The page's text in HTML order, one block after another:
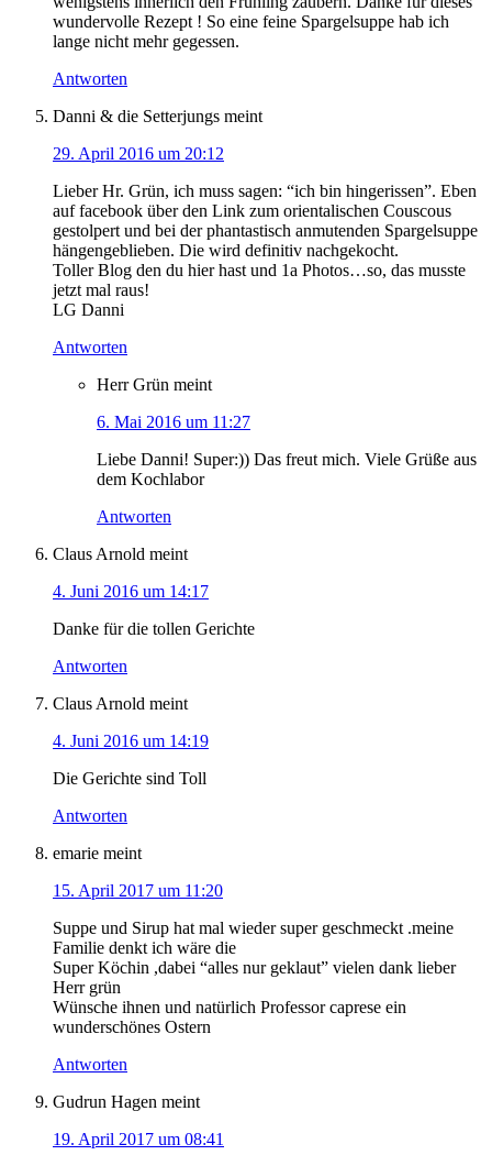
wundervolle Rezept ! So eine feine Spargelsuppe hab ich
lange nicht mehr gegessen.
Antworten
Danni & die Setterjungs meint
29. April 2016 um 20:12
Lieber Hr. Grün, ich muss sagen: “ich bin hingerissen”. Eben
auf facebook über den Link zum orientalischen Couscous
gestolpert und bei der phantastisch anmutenden Spargelsuppe
hängengeblieben. Die wird definitiv nachgekocht.
Toller Blog den du hier hast und 1a Photos…so, das musste
jetzt mal raus!
LG Danni
Antworten
Herr Grün meint
6. Mai 2016 um 11:27
Liebe Danni! Super:)) Das freut mich. Viele Grüße aus
dem Kochlabor
Antworten
Claus Arnold meint
4. Juni 2016 um 14:17
Danke für die tollen Gerichte
Antworten
Claus Arnold meint
4. Juni 2016 um 14:19
Die Gerichte sind Toll
Antworten
emarie meint
15. April 2017 um 11:20
Suppe und Sirup hat mal wieder super geschmeckt .meine
Familie denkt ich wäre die
Super Köchin ,dabei “alles nur geklaut” vielen dank lieber
Herr grün
Wünsche ihnen und natürlich Professor caprese ein
wunderschönes Ostern
Antworten
Gudrun Hagen meint
19. April 2017 um 08:41